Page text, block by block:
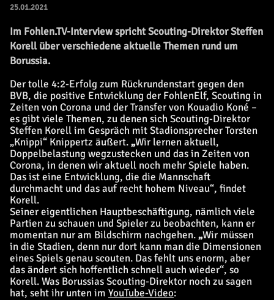
25.01.2021
Im Fohlen.TV-Interview spricht Scouting-Direktor Steffen
Korell über verschiedene aktuelle Themen rund um
Borussia.
Der tolle 4:2-Erfolg zum Rückrundenstart gegen den
BVB, die positive Entwicklung der FohlenElf, Scouting in
Zeiten von Corona und der Transfer von Kouadio Koné –
es gibt viele Themen, zu denen sich Scouting-Direktor
Steffen Korell im Gespräch mit Stadionsprecher Torsten
„Knippi“ Knippertz äußert.„Wir lernen aktuell,
Doppelbelastung wegzustecken und das in Zeiten von
Corona, in denen wir aktuell noch mehr Spiele haben.
Das ist eine Entwicklung, die die Mannschaft
durchmacht und das auf recht hohem Niveau“, findet
Korell.
Seiner eigentlichen Hauptbeschäftigung, nämlich viele
Partien zu schauen und Spieler zu beobachten, kann er
momentan nur am Bildschirm nachgehen.„Wir müssen
in die Stadien, denn nur dort kann man die Dimensionen
eines Spiels genau scouten. Das fehlt uns enorm, aber
das ändert sich hoffentlich schnell auch wieder“, so
Korell. Was Borussias Scouting-Direktor noch zu sagen
hat, seht ihr unten im YouTube-Video: